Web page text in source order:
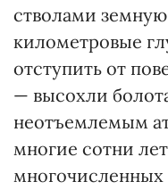
стволами
километровые
отступить от
— высохли
неотъемлемым
многие сотни
многочисленных